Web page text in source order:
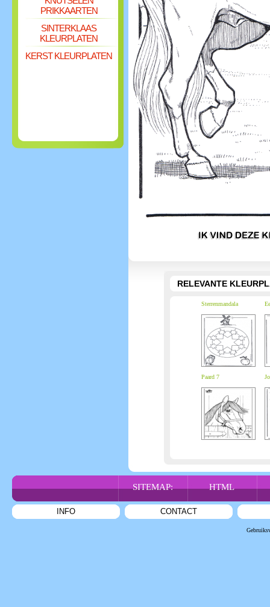
PRIKKAARTEN
SINTERKLAAS
KLEURPLATEN
KERST KLEURPLATEN
RELEVANTE
Sterrenmandala
Paard 7
SITEMAP: HTML
INFO CONTACT